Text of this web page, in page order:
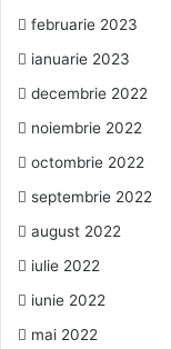
februarie 2023
ianuarie 2023
decembrie 2022
noiembrie 2022
octombrie 2022
septembrie 2022
august 2022
iulie 2022
iunie 2022
mai 2022